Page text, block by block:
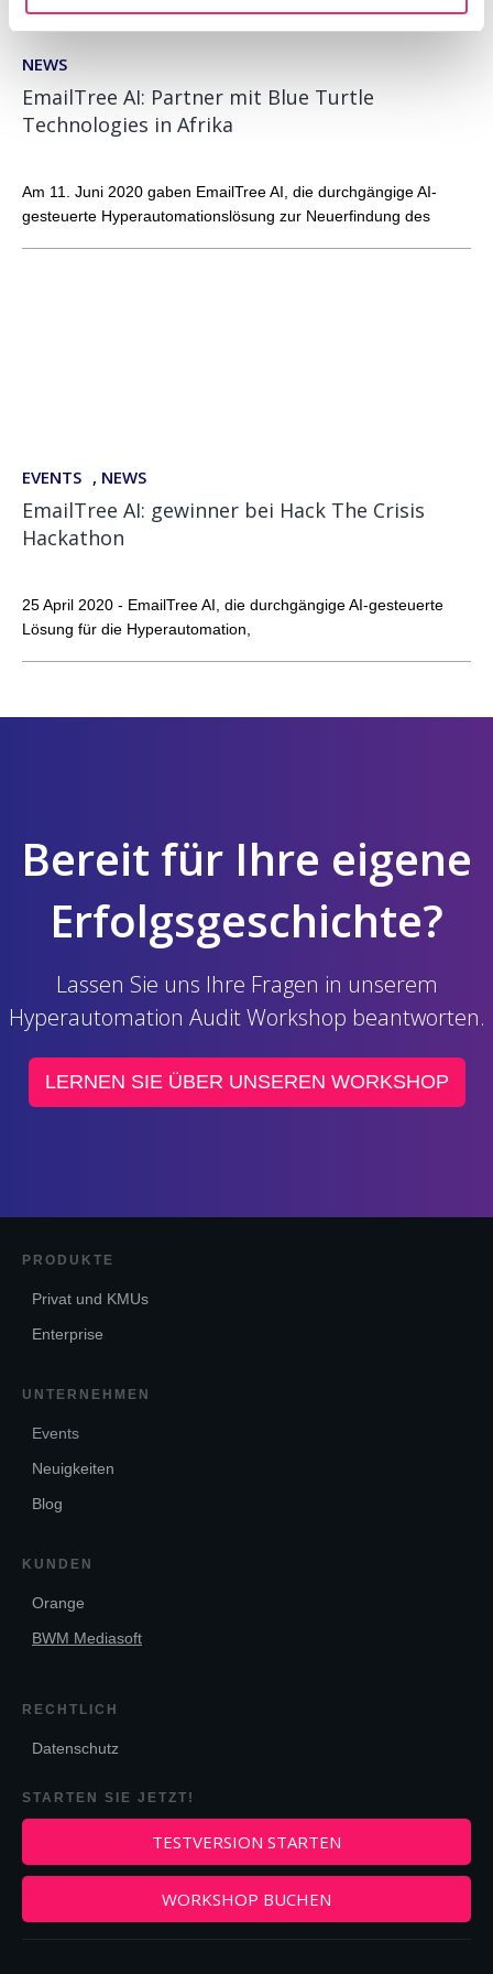
NEWS
EmailTree AI: Partner mit Blue Turtle
Technologies in Afrika
Am 11. Juni 2020 gaben EmailTree AI, die durchgängige AI-
gesteuerte Hyperautomationslösung zur Neuerfindung des
EVENTS , NEWS
EmailTree AI: gewinner bei Hack The Crisis
Hackathon
25 April 2020 - EmailTree AI, die durchgängige AI-gesteuerte
Lösung für die ​​Hyperautomation​,
Bereit für Ihre eigene
Erfolgsgeschichte?
Lassen Sie uns Ihre Fragen in unserem
Hyperautomation Audit Workshop beantworten.
LERNEN SIE ÜBER UNSEREN WORKSHOP
PRODUKTE
Privat und KMUs
Enterprise
UNTERNEHMEN
Events
Neuigkeiten
Blog
KUNDEN
Orange
BWM Mediasoft
RECHTLICH
Datenschutz
STARTEN SIE JETZT!
TESTVERSION STARTEN
WORKSHOP BUCHEN